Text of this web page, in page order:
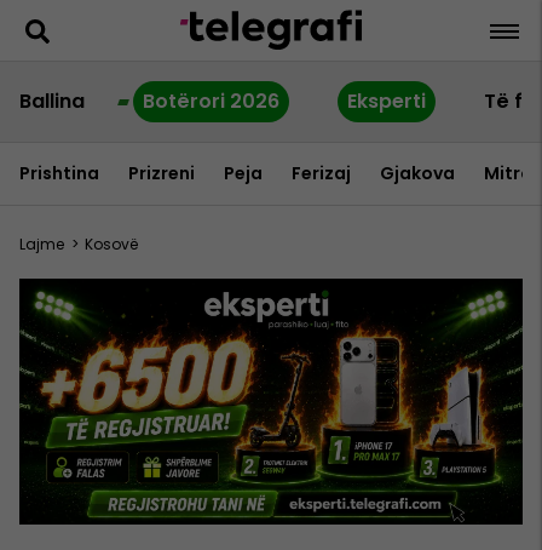
Ballina Botërori 2026 Eksperti Të
Prishtina Prizreni Peja Ferizaj Gjakova
Lajme > Kosovë